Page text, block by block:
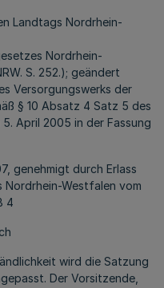
Landtags Nordrhein-
Nordrhein-
S. 252.); geändert
Versorgungswerks der
§ 10 Absatz 4 Satz 5 des
April 2005 in der Fassung
genehmigt durch Erlass
Nordrhein-Westfalen vom
4
wird die Satzung
Der Vorsitzende,